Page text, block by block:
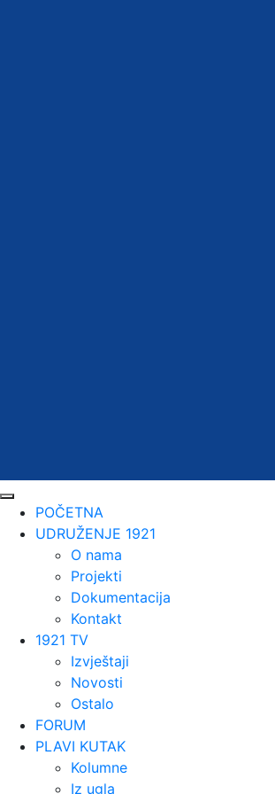
POČETNA
UDRUŽENJE 1921
O nama
Projekti
Dokumentacija
Kontakt
1921 TV
Izvještaji
Novosti
Ostalo
FORUM
PLAVI KUTAK
Kolumne
Iz ugla